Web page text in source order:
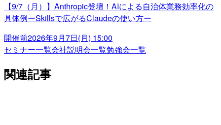
【9/7（月）】Anthropic登壇！AIによる自治体業務効率化の
具体例ーSkillsで広がるClaudeの使い方ー
開催前2026年9月7日(月) 15:00
セミナー一覧会社説明会一覧勉強会一覧
関連記事